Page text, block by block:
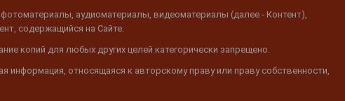
аудиоматериалы, видеоматериалы (далее - Контент),
содержащийся на Сайте.
копий для любых других целей категорически запрещено.
информация, относящаяся к авторскому праву или праву собственности,